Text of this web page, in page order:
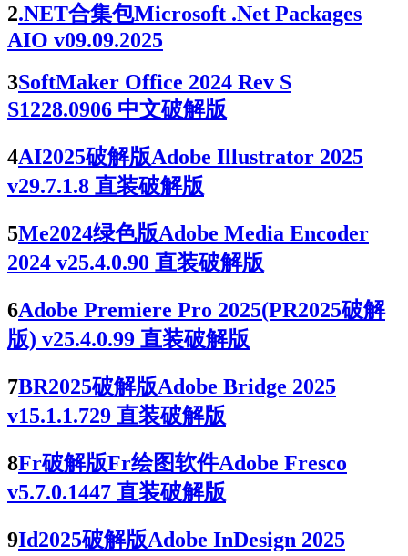
2.NET合集包Microsoft .Net Packages
AIO v09.09.2025
3SoftMaker Office 2024 Rev S
S1228.0906 中文破解版
4AI2025破解版Adobe Illustrator 2025
v29.7.1.8 直装破解版
5Me2024绿色版Adobe Media Encoder
2024 v25.4.0.90 直装破解版
6Adobe Premiere Pro 2025(PR2025破解
版) v25.4.0.99 直装破解版
7BR2025破解版Adobe Bridge 2025
v15.1.1.729 直装破解版
8Fr破解版Fr绘图软件Adobe Fresco
v5.7.0.1447 直装破解版
9Id2025破解版Adobe InDesign 2025